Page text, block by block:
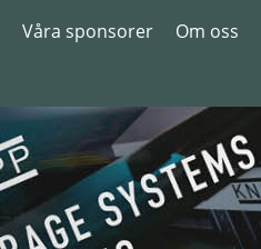
Våra sponsorer Om oss